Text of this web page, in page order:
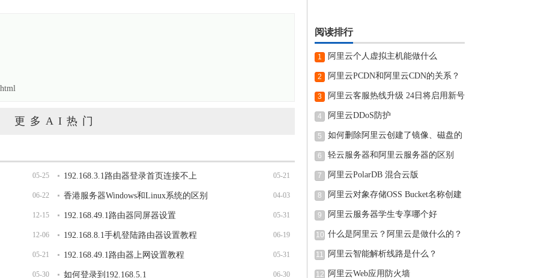
更多AI热门
05-25 05-21
192.168.3.1路由器登录首页连接不上
06-22 04-03
香港服务器Windows和Linux系统的区别
12-15 05-31
192.168.49.1路由器同屏器设置
12-06 06-19
192.168.8.1手机登陆路由器设置教程
05-21 05-31
192.168.49.1路由器上网设置教程
05-30 06-30
如何登录到192.168.5.1
阅读排行
1 阿里云个人虚拟主机能做什么
2 阿里云PCDN和阿里云CDN的关系？
3 阿里云客服热线升级 24日将启用新号
4 阿里云DDoS防护
5 如何删除阿里云创建了镜像、磁盘的
6 轻云服务器和阿里云服务器的区别
7 阿里云PolarDB 混合云版
8
阿里云对象存储OSS Bucket名称创建
完可
9 阿里云服务器学生专享哪个好
10 什么是阿里云？阿里云是做什么的？
11 阿里云智能解析线路是什么？
12 阿里云Web应用防火墙